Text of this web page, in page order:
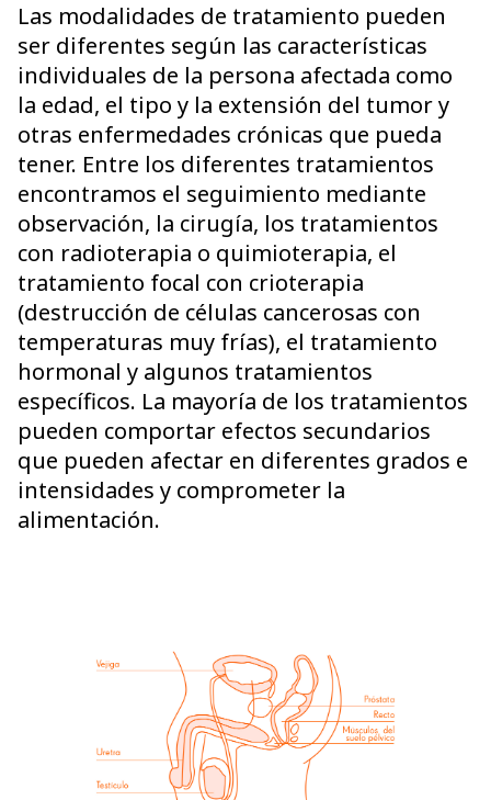
Las modalidades de tratamiento pueden
ser diferentes según las características
individuales de la persona afectada como
la edad, el tipo y la extensión del tumor y
otras enfermedades crónicas que pueda
tener. Entre los diferentes tratamientos
encontramos el seguimiento mediante
observación, la cirugía, los tratamientos
con radioterapia o quimioterapia, el
tratamiento focal con crioterapia
(destrucción de células cancerosas con
temperaturas muy frías), el tratamiento
hormonal y algunos tratamientos
específicos. La mayoría de los tratamientos
pueden comportar efectos secundarios
que pueden afectar en diferentes grados e
intensidades y comprometer la
alimentación.